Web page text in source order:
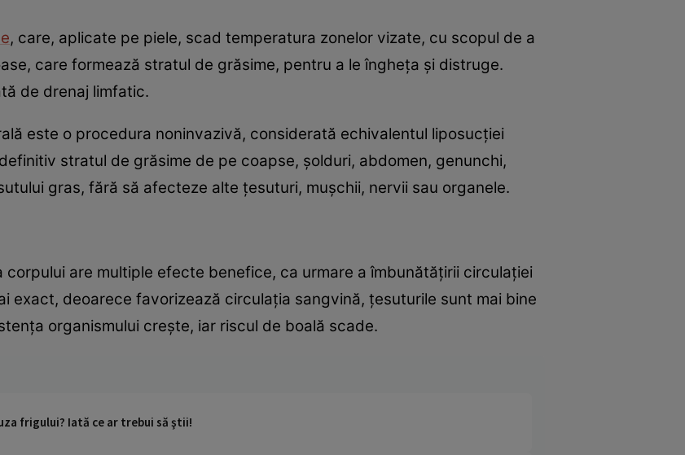
, care, aplicate pe piele, scad temperatura zonelor vizate, cu scopul de a
care formează stratul de grăsime, pentru a le îngheța și distruge.
de drenaj limfatic.
este o procedura noninvazivă, considerată echivalentul liposucției
stratul de grăsime de pe coapse, șolduri, abdomen, genunchi,
gras, fără să afecteze alte țesuturi, mușchii, nervii sau organele.
are multiple efecte benefice, ca urmare a îmbunătățirii circulației
exact, deoarece favorizează circulația sangvină, țesuturile sunt mai bine
organismului crește, iar riscul de boală scade.
frigului? Iată ce ar trebui să ştii!